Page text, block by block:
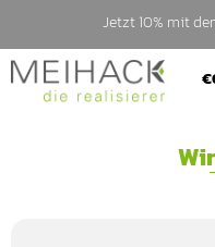
Jetzt 10% mit
€